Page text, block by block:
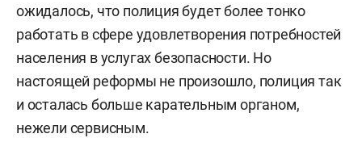
ожидалось, что полиция будет более тонко
работать в сфере удовлетворения потребностей
населения в услугах безопасности. Но
настоящей реформы не произошло, полиция так
и осталась больше карательным органом,
нежели сервисным.